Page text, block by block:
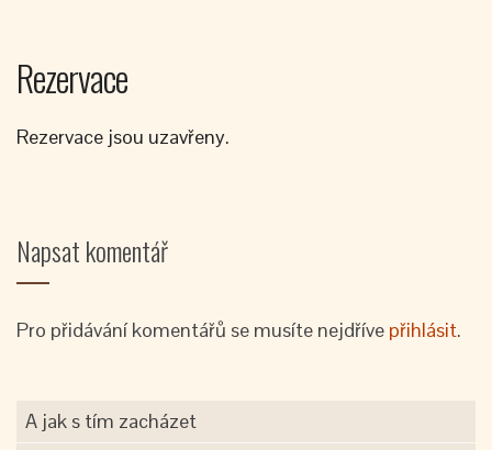
Rezervace
Rezervace jsou uzavřeny.
Napsat komentář
Pro přidávání komentářů se musíte nejdříve přihlásit.
A jak s tím zacházet